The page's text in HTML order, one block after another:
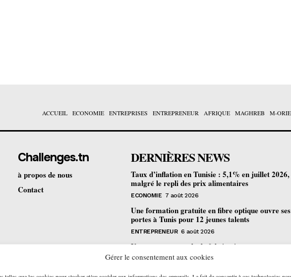
Gérer le consentement aux cookies
ACCUEIL ECONOMIE ENTREPRISES ENTREPRENEUR AFRIQUE MAGHREB M-
Challenges.tn
à propos de nous
Contact
DERNIÈRES NEWS
Taux d’inflation en Tunisie : 5,1% en juillet 2026,
malgré le repli des prix alimentaires
ECONOMIE 7 août 2026
Une formation gratuite en fibre optique ouvre ses
portes à Tunis pour 12 jeunes talents
ENTREPRENEUR 6 août 2026
Un nouveau procédé de fabrication
pharmaceutique en flux continu : quelles